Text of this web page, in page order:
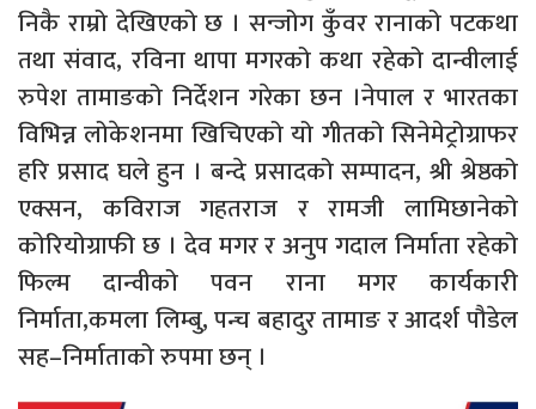
निकै राम्रो देखिएको छ । सन्जोग कुँवर रानाको पटकथा
तथा संवाद, रविना थापा मगरको कथा रहेको दान्वीलाई
रुपेश तामाङको निर्देशन गरेका छन ।नेपाल र भारतका
विभिन्न लोकेशनमा खिचिएको यो गीतको सिनेमेट्रोग्राफर
हरि प्रसाद घले हुन । बन्दे प्रसादको सम्पादन, श्री श्रेष्ठको
एक्सन, कविराज गहतराज र रामजी लामिछानेको
कोरियोग्राफी छ । देव मगर र अनुप गदाल निर्माता रहेको
फिल्म दान्वीको पवन राना मगर कार्यकारी
निर्माता,कमला लिम्बु, पन्च बहादुर तामाङ र आदर्श पौडेल
सह–निर्माताको रुपमा छन् ।